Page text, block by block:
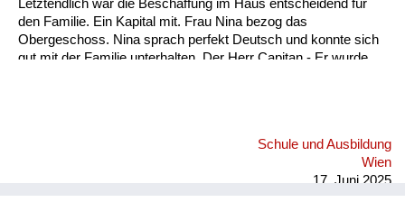
Letztendlich war die Beschaffung im Haus entscheidend für
den Familie. Ein Kapital mit. Frau Nina bezog das
Obergeschoss. Nina sprach perfekt Deutsch und konnte sich
gut mit der Familie unterhalten. Der Herr Capitan - Er wurde
uns und wickelten ihre Kinder frisch und zogen wieder weiter.
Schule und Ausbildung
Wien
17. Juni 2025